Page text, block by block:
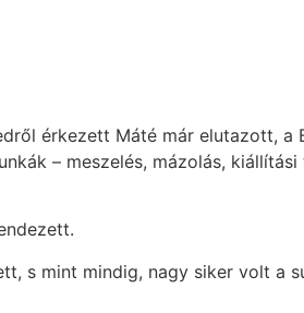
érkezett Máté már elutazott, a
– meszelés, mázolás,
s mint mindig, nagy siker volt a